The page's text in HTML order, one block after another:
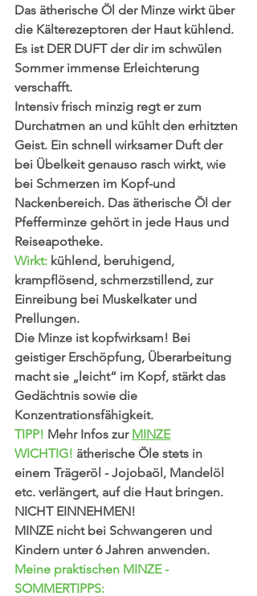
Das ätherische Öl der Minze wirkt über
die Kälterezeptoren der Haut kühlend.
Es ist DER DUFT der dir im schwülen
Sommer immense Erleichterung
verschafft.
Intensiv frisch minzig regt er zum
Durchatmen an und kühlt den erhitzten
Geist. Ein schnell wirksamer Duft der
bei Übelkeit genauso rasch wirkt, wie
bei Schmerzen im Kopf-und
Nackenbereich. Das ätherische Öl der
Pfefferminze gehört in jede Haus und
Reiseapotheke.
Wirkt: kühlend, beruhigend,
krampflösend, schmerzstillend, zur
Einreibung bei Muskelkater und
Prellungen.
Die Minze ist kopfwirksam! Bei
geistiger Erschöpfung, Überarbeitung
macht sie „leicht“ im Kopf, stärkt das
Gedächtnis sowie die
Konzentrationsfähigkeit.
TIPP! Mehr Infos zur MINZE
WICHTIG! ätherische Öle stets in
einem Trägeröl - Jojobaöl, Mandelöl
etc. verlängert, auf die Haut bringen.
NICHT EINNEHMEN!
MINZE nicht bei Schwangeren und
Kindern unter 6 Jahren anwenden.
Meine praktischen MINZE -
SOMMERTIPPS: